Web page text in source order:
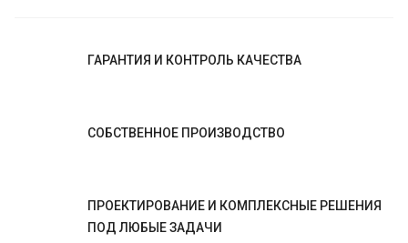
ГАРАНТИЯ И КОНТРОЛЬ КАЧЕСТВА
СОБСТВЕННОЕ ПРОИЗВОДСТВО
ПРОЕКТИРОВАНИЕ И КОМПЛЕКСНЫЕ РЕШЕНИЯ
ПОД ЛЮБЫЕ ЗАДАЧИ